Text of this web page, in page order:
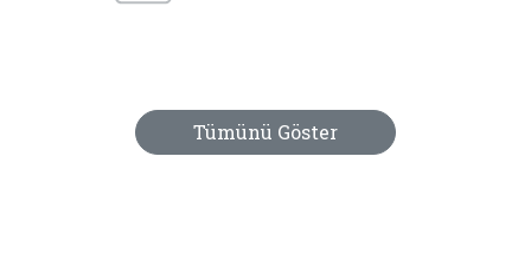
Tümünü Göster